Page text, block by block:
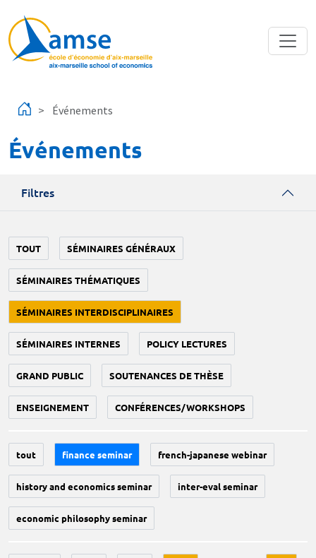
Événements
Événements
Filtres
TOUT SÉMINAIRES GÉNÉRAUX
SÉMINAIRES THÉMATIQUES
SÉMINAIRES INTERDISCIPLINAIRES
SÉMINAIRES INTERNES POLICY LECTURES
GRAND PUBLIC SOUTENANCES DE THÈSE
ENSEIGNEMENT CONFÉRENCES/WORKSHOPS
tout finance seminar french-japanese webinar
history and economics seminar inter-eval seminar
economic philosophy seminar